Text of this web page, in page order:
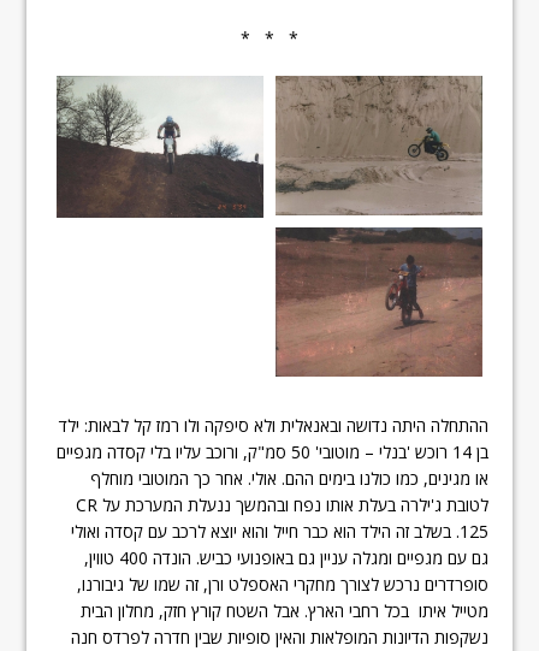
* * *
ההתחלה היתה נדושה ובאנאלית ולא סיפקה ולו רמז קל לבאות: ילד
בן 14 רוכש 'בנלי – מוטובי' 50 סמ"ק, ורוכב עליו בלי קסדה מגפיים
או מגינים, כמו כולנו בימים ההם. אולי. אחר כך המוטובי מוחלף
לטובת ג'ילרה בעלת אותו נפח ובהמשך ננעלת המערכת על CR
125. בשלב זה הילד הוא כבר חייל והוא יוצא לרכב עם קסדה ואולי
גם עם מגפיים ומגלה עניין גם באופנועי כביש. הונדה 400 טווין,
סופרדרים נרכש לצורך מחקרי האספלט ורן, זה שמו של גיבורנו,
מטייל איתו בכל רחבי הארץ. אבל השטח קורץ חזק, מחלון הבית
נשקפות הדיונות המופלאות והאין סופיות שבין חדרה לפרדס חנה